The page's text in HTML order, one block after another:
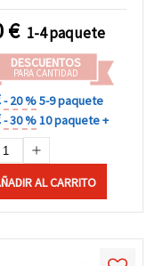
bisutería
€ 1-4 paquete
DESCUENTOS
PARA CANTIDAD
- 20 %5-9 paquete
- 30 %10 paquete +
AL CARRITO